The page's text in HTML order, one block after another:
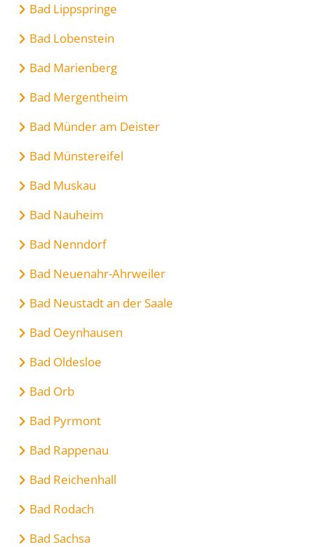
Bad Lippspringe
Bad Lobenstein
Bad Marienberg
Bad Mergentheim
Bad Münder am Deister
Bad Münstereifel
Bad Muskau
Bad Nauheim
Bad Nenndorf
Bad Neuenahr-Ahrweiler
Bad Neustadt an der Saale
Bad Oeynhausen
Bad Oldesloe
Bad Orb
Bad Pyrmont
Bad Rappenau
Bad Reichenhall
Bad Rodach
Bad Sachsa